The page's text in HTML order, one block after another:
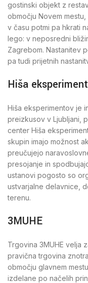
gostinski objekt z
območju Novem
v času potmi pa hkrati
lego: v neposredni
Zagrebom. Nastanitev
pa tudi prijetnih
Hiša
Hiša eksperimentov je
preizkusov v Ljubljani,
center Hiša
skupin imajo možnost
preučujejo
presojanje in
ustanovi pogosto so
ustvarjalne delavnice,
terenu.
3MUHE
Trgovina 3MUHE velja
pravična trgovina
območju glavnem
izdelane po načelih